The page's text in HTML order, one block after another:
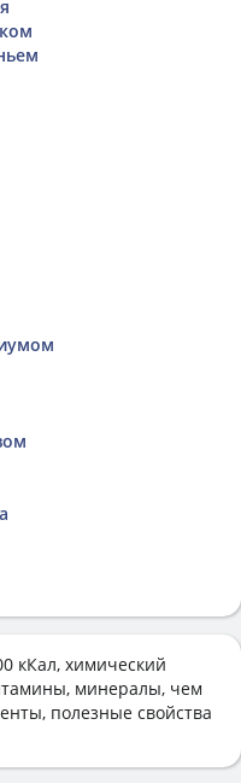
кКал, химический
минералы, чем
полезные свойства